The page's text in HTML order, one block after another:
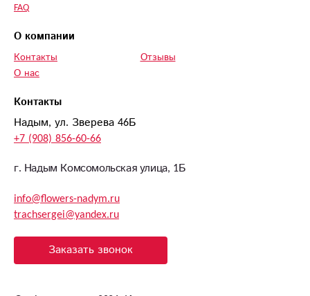
Контакты
Надым, ул. Зверева 46Б
+7 (908) 856-60-66
г. Надым Комсомольская улица, 1Б
info@flowers-nadym.ru
trachsergei@yandex.ru
Заказать звонок
FAQ
О компании
Контакты
О нас
Отзывы